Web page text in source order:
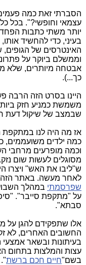
הסברתי זאת כמה
עצמאי וחופשי?". בכל
יותר משתי כתבות
בעיני, כדי להחשיד
האינטרסים של הגופים,
וממשלם ביוקר על
אבטחה מיותרים, שלא
כך...).
משמשת כמניע חזק
שבמצב של שיקול דעת
אז מה היה לנו במתקפת
כמה ילדים משועממים,
וכמה מופרעים מרחבי
מסוגלים לעשות שום
ש"ליבו את האש" ויצרו
לאחר מעשה. באתר הזה
שפרסמתי במהלך
על "מתקפת סייבר".
סבתא".
אלו שתפקידם להגן על
החשובים האחרים, לא
בעיתונות ובשאר
עצות והמלצות
בשם"חיים חכם ברשת".